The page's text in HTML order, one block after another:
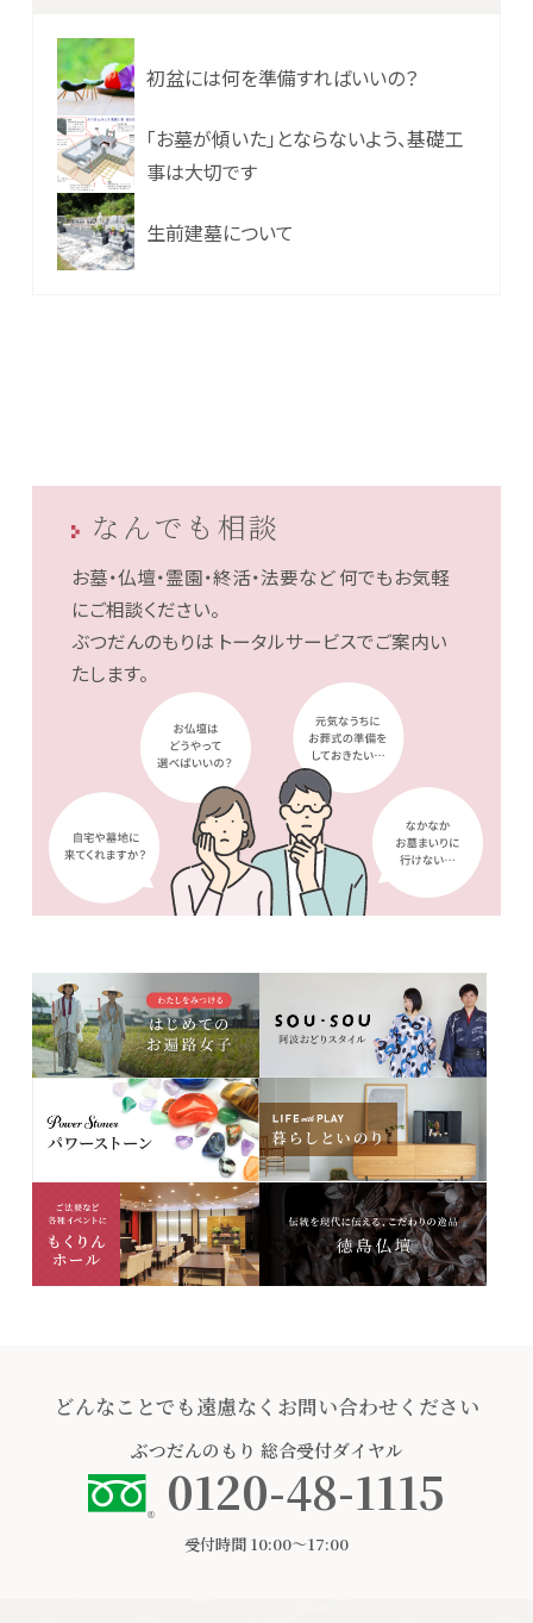
初盆には何を準備すればいいの？
「お墓が傾いた」とならないよう、基礎工
事は大切です
生前建墓について
なんでも相談
お墓・仏壇・霊園・終活・法要など何でもお気軽
にご相談ください。
ぶつだんのもりは トータルサービスでご案内い
たします。
どんなことでも遠慮なくお問い合わせください
ぶつだんのもり 総合受付ダイヤル
0120-48-1115
受付時間 10:00〜17:00